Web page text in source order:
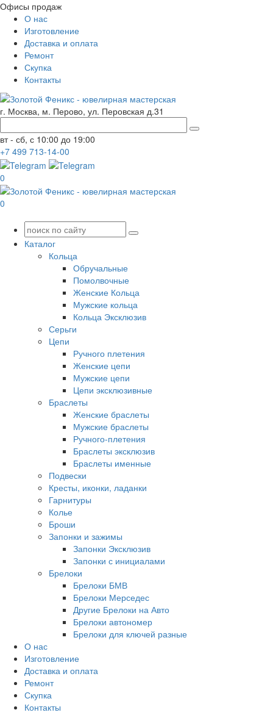
Офисы продаж
О нас
Изготовление
Доставка и оплата
Ремонт
Скупка
Контакты
г. Москва, м. Перово, ул. Перовская д.31
вт - сб, с 10:00 до 19:00
+7 499 713-14-00
0
0
Каталог
Кольца
Обручальные
Помолвочные
Женские Кольца
Мужские кольца
Кольца Эксклюзив
Серьги
Цепи
Ручного плетения
Женские цепи
Мужские цепи
Цепи эксклюзивные
Браслеты
Женские браслеты
Мужские браслеты
Ручного-плетения
Браслеты эксклюзив
Браслеты именные
Подвески
Кресты, иконки, ладанки
Гарнитуры
Колье
Броши
Запонки и зажимы
Запонки Эксклюзив
Запонки с инициалами
Брелоки
Брелоки БМВ
Брелоки Мерседес
Другие Брелоки на Авто
Брелоки автономер
Брелоки для ключей разные
О нас
Изготовление
Доставка и оплата
Ремонт
Скупка
Контакты